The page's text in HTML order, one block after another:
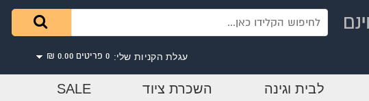
עגלת הקניות שלי: 0 פריטים 0.00 ₪
לבית וגינה השכרת ציוד SALE